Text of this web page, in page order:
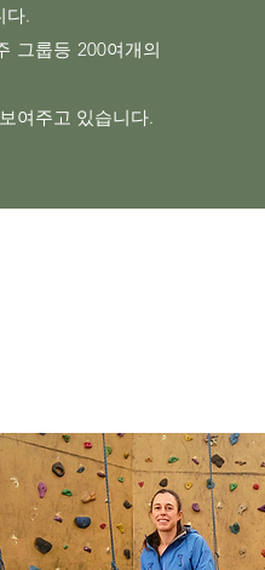
다.
그룹등 200여개의
여주고 있습니다.